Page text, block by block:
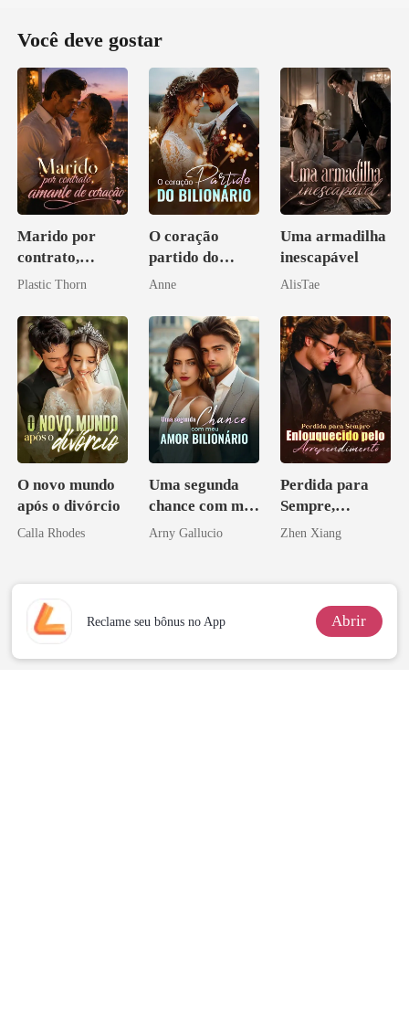
Você deve gostar
Marido por
contrato,
amante de
Plastic Thorn
O coração
partido do
bilionário
Anne
Uma armadilha
inescapável
AlisTae
O novo mundo
após o divórcio
Calla Rhodes
Uma segunda
chance com meu
amor bilionário
Arny Gallucio
Perdida para
Sempre,
Enlouquecido
o
Zhen Xiang
Reclame seu bônus no App Abrir